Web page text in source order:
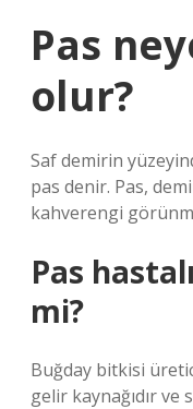
Pas
olur?
Saf demirin
pas denir. Pas,
kahverengi
Pas
mi?
Buğday bitkisi
gelir kaynağıdır